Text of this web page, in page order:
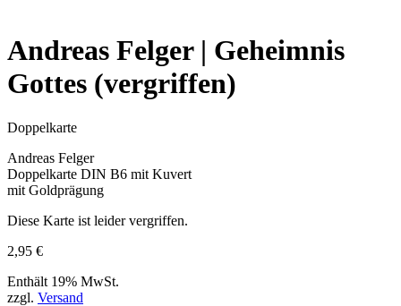
Andreas Felger | Geheimnis
Gottes (vergriffen)
Doppelkarte
Andreas Felger
Doppelkarte DIN B6 mit Kuvert
mit Goldprägung
Diese Karte ist leider vergriffen.
2,95 €
Enthält 19% MwSt.
zzgl. Versand